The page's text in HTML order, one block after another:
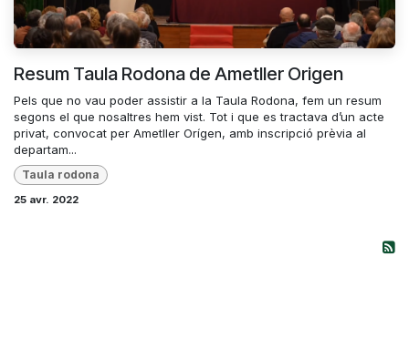
Resum Taula Rodona de Ametller Origen
Pels que no vau poder assistir a la Taula Rodona, fem un resum
segons el que nosaltres hem vist. Tot i que es tractava d’un acte
privat, convocat per Ametller Orígen, amb inscripció prèvia al
departam...
Taula rodona
25 avr. 2022